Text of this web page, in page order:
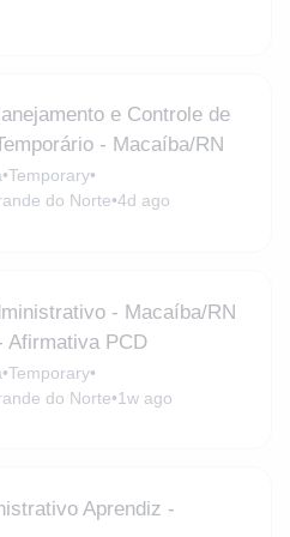
e Controle de
- Macaíba/RN
•Temporary•
do Norte•4d ago
- Macaíba/RN
Afirmativa PCD
•Temporary•
do Norte•1w ago
Aprendiz -